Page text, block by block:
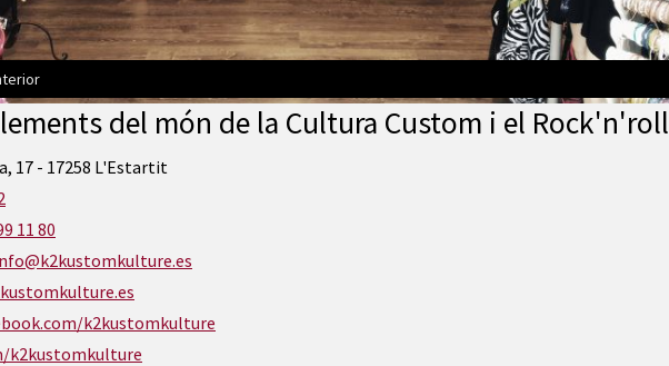
Kustom Kulture interiordel món de la Cultura Custom i el Rock'n'roll
17 - 17258 L'Estartit
11 80
k2kustomkulture
k2kustomkulture